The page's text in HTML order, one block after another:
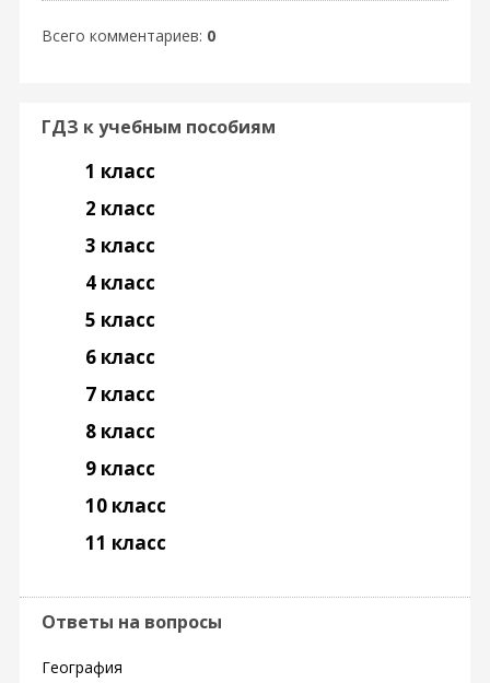
Всего комментариев: 0
ГДЗ к учебным пособиям
1 класс
2 класс
3 класс
4 класс
5 класс
6 класс
7 класс
8 класс
9 класс
10 класс
11 класс
Ответы на вопросы
География